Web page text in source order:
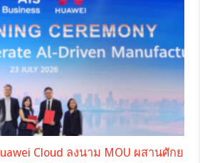
Cloud ลงนาม MOU ผสานศักย